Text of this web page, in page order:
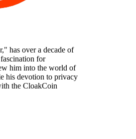
has over a decade of
for
him into the world of
his devotion to privacy
the CloakCoin